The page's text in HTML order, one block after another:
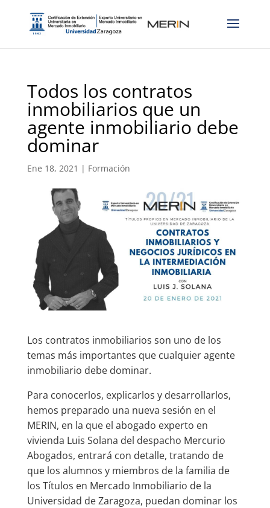
Todos los contratos
inmobiliarios que un
agente inmobiliario debe
dominar
Ene 18, 2021 | Formación
Los contratos inmobiliarios son uno de los
temas más importantes que cualquier agente
inmobiliario debe dominar.
Para conocerlos, explicarlos y desarrollarlos,
hemos preparado una nueva sesión en el
MERIN, en la que el abogado experto en
vivienda Luis Solana del despacho Mercurio
Abogados, entrará con detalle, tratando de
que los alumnos y miembros de la familia de
los Títulos en Mercado Inmobiliario de la
Universidad de Zaragoza, puedan dominar los